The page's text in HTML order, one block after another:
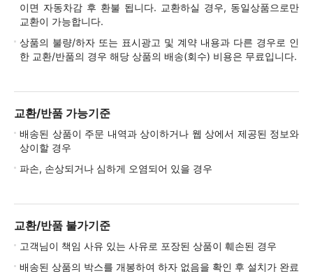
이면 자동차감 후 환불 됩니다. 교환하실 경우, 동일상품으로만
교환이 가능합니다.
상품의 불량/하자 또는 표시광고 및 계약 내용과 다른 경우로 인
한 교환/반품의 경우 해당 상품의 배송(회수) 비용은 무료입니다.
교환/반품 가능기준
배송된 상품이 주문 내역과 상이하거나 웹 상에서 제공된 정보와
상이할 경우
파손, 손상되거나 심하게 오염되어 있을 경우
교환/반품 불가기준
고객님이 책임 사유 있는 사유로 포장된 상품이 훼손된 경우
배송된 상품의 박스를 개봉하여 하자 없음을 확인 후 설치가 완료